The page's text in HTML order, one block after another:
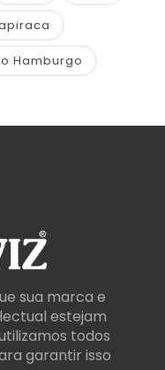
Hamburgo
sua marca e
estejam
todos
garantir isso